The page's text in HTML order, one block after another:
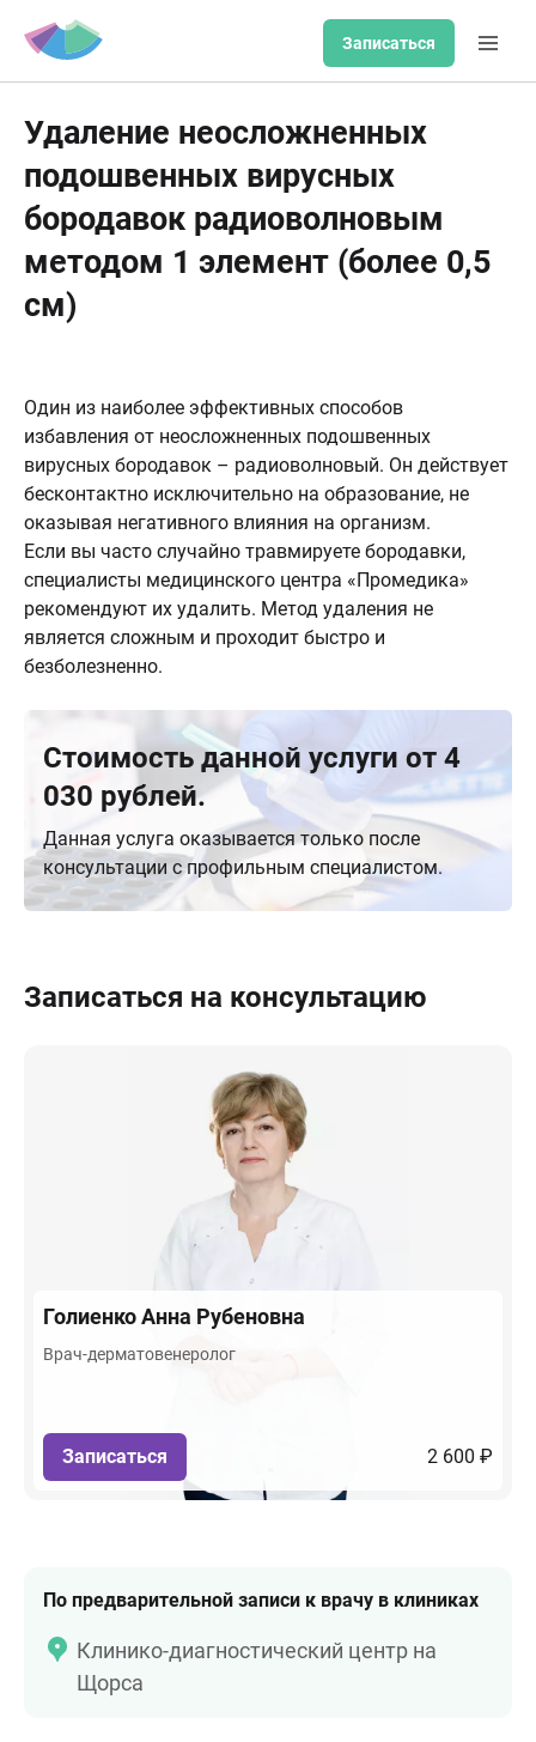
Записаться
Удаление неосложненных
подошвенных вирусных
бородавок радиоволновым
методом 1 элемент (более 0,5
см)
Один из наиболее эффективных способов
избавления от неосложненных подошвенных
вирусных бородавок – радиоволновый. Он действует
бесконтактно исключительно на образование, не
оказывая негативного влияния на организм.
Если вы часто случайно травмируете бородавки,
специалисты медицинского центра «Промедика»
рекомендуют их удалить. Метод удаления не
является сложным и проходит быстро и
безболезненно.
Стоимость данной услуги от 4
030 рублей.
Данная услуга оказывается только после
консультации с профильным специалистом.
Записаться на консультацию
ГолиенкоАнна Рубеновна
Врач-дерматовенеролог
Записаться 2 600 ₽
По предварительной записи к врачу в клиниках
Клинико-диагностический центр на
Щорса